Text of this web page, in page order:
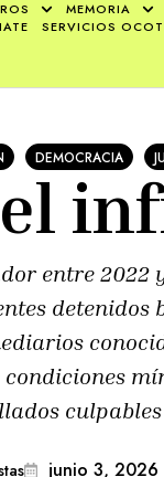
MEMORIA
SERVICIOS
DEMOCRACIA
entre
detenidos
junio 3, 2026